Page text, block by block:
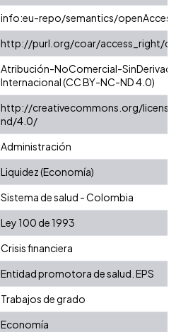
info:eu-repo/semantics/openAccess
http://purl.org/coar/access_right/
Atribución-NoComercial-
Internacional (CC BY-NC-ND 4.0)
http://creativecommons.org/
nd/4.0/
Administración
Liquidez (Economía)
Sistema de salud - Colombia
Ley 100 de 1993
Crisis financiera
Entidad promotora de salud. EPS
Trabajos de grado
Economía